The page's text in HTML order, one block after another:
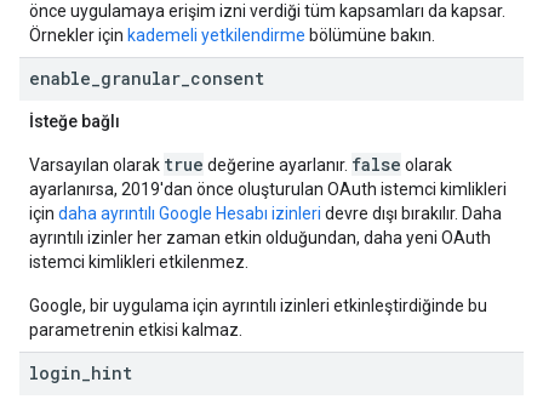
önce uygulamaya erişim izni verdiği tüm kapsamları da kapsar.
Örnekler için kademeli yetkilendirme bölümüne bakın.
enable granular consent
İsteğe bağlı
Varsayılan olarak true değerine ayarlanır. false olarak
ayarlanırsa, 2019'dan önce oluşturulan OAuth istemci kimlikleri
için daha ayrıntılı Google Hesabı izinleri devre dışı bırakılır. Daha
ayrıntılı izinler her zaman etkin olduğundan, daha yeni OAuth
istemci kimlikleri etkilenmez.
Google, bir uygulama için ayrıntılı izinleri etkinleştirdiğinde bu
parametrenin etkisi kalmaz.
login hint